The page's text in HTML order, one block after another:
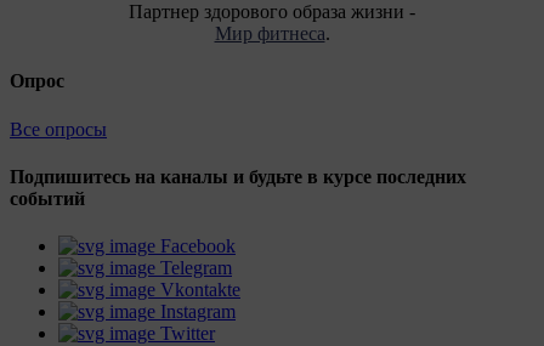
Партнер здорового образа жизни -
Мир фитнеса.
Опрос
Все опросы
Подпишитесь на каналы и будьте в курсе последних
событий
Facebook
Telegram
Vkontakte
Instagram
Twitter